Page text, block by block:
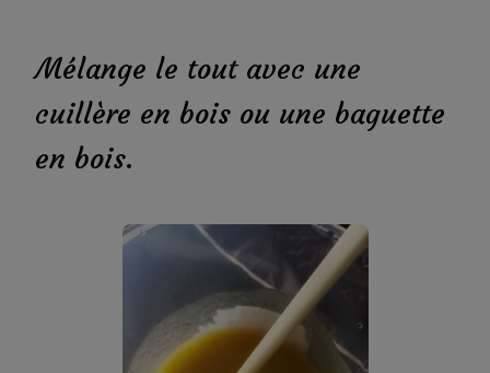
Mélange le tout avec une
cuillère en bois ou une baguette
en bois.